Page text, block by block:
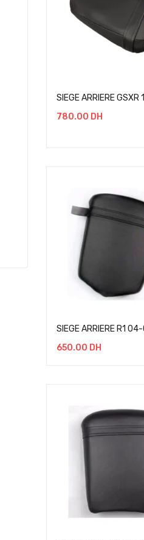
SIEGE ARRIERE
780.00 DH
SIEGE ARRIERE R1
650.00 DH